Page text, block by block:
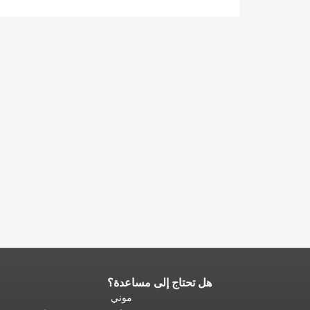
هل تحتاج إلى مساعدة؟
موني